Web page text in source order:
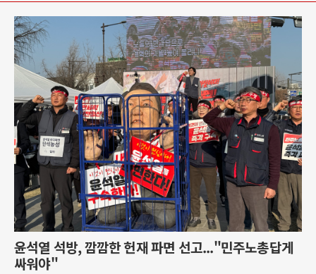
윤석열 석방, 깜깜한 헌재 파면 선고..."민주노총답게
싸워야"